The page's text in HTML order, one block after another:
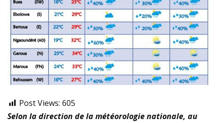
Post Views: 605
Selon la direction de la météorologie nationale, au